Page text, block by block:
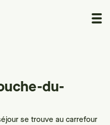
du-
se trouve au carrefour